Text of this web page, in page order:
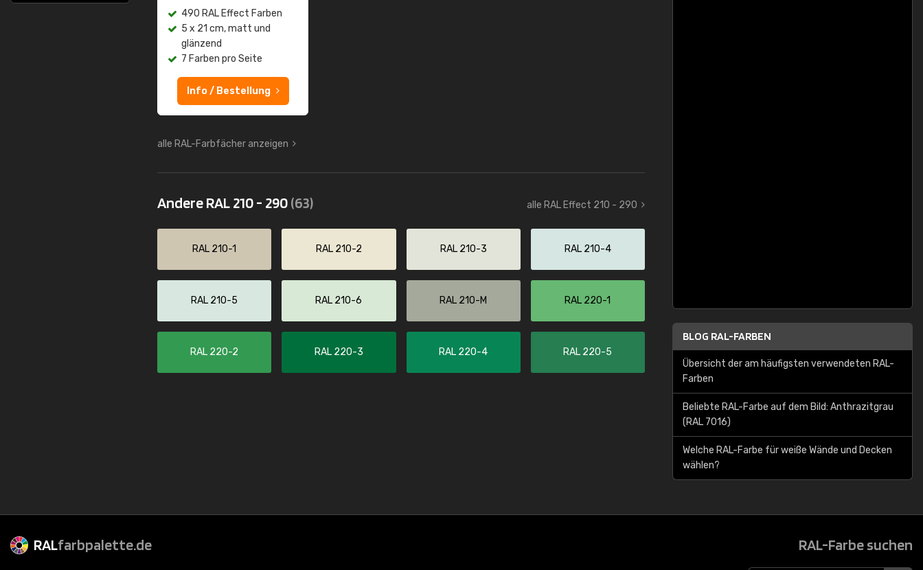
490 RAL Effect Farben
5 x 21 cm, matt und
glänzend
7 Farben pro Seite
Info / Bestellung
alle RAL-Farbfächer anzeigen
Andere RAL 210 - 290(63) alle RAL Effect 210 - 290
RAL 210-1 RAL 210-2 RAL 210-3 RAL 210-4
RAL 210-5 RAL 210-6 RAL 210-M RAL 220-1
RAL 220-2 RAL 220-3 RAL 220-4 RAL 220-5
BLOG RAL-FARBEN
Übersicht der am häufigsten verwendeten RAL-
Farben
Beliebte RAL-Farbe auf dem Bild: Anthrazitgrau
(RAL 7016)
Welche RAL-Farbe für weiße Wände und Decken
wählen?
RALfarbpalette.de RAL-Farbe suchen